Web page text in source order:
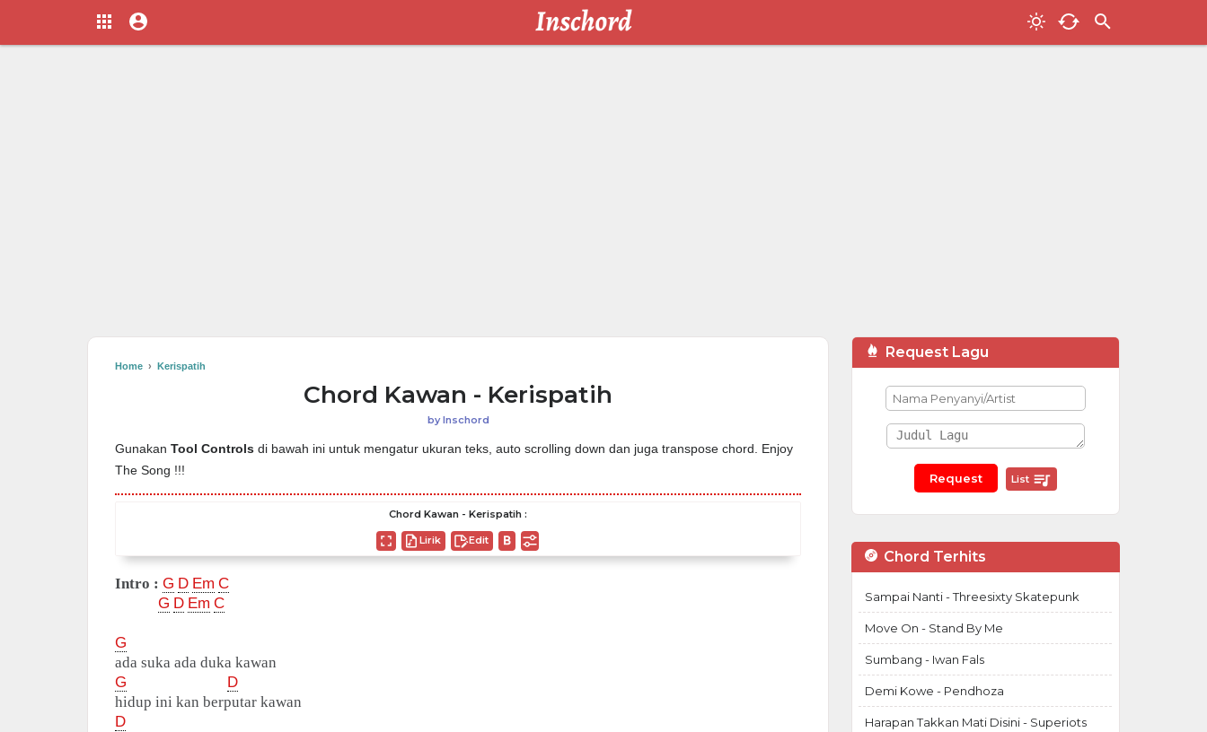
Home › Kerispatih
Chord Kawan - Kerispatih
byInschord
Gunakan Tool Controls di bawah ini untuk mengatur ukuran teks, auto scrolling down dan juga transpose chord. Enjoy
The Song !!!
Chord Kawan - Kerispatih :
Lirik Edit
Intro : G D Em C
G D Em C
G
ada suka ada duka kawan
G
D
hidup ini kan berputar kawan
D
Request Lagu
List
Chord Terhits
Sampai Nanti - Threesixty Skatepunk
Move On - Stand By Me
Sumbang - Iwan Fals
Demi Kowe - Pendhoza
Harapan Takkan Mati Disini - Superiots